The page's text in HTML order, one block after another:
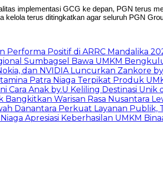
implementasi GCG ke depan, PGN terus
kelola terus ditingkatkan agar seluruh PGN
Performa Positif di ARRC Mandalika
Sumbagsel Bawa UMKM
dan NVIDIA Luncurkan Zankore
Patra Niaga Terpikat Produk
Cara Anak by.U Keliling Destinasi Unik
Bangkitkan Warisan Rasa Nusantara
Danantara Perkuat Layanan
Apresiasi Keberhasilan UMKM